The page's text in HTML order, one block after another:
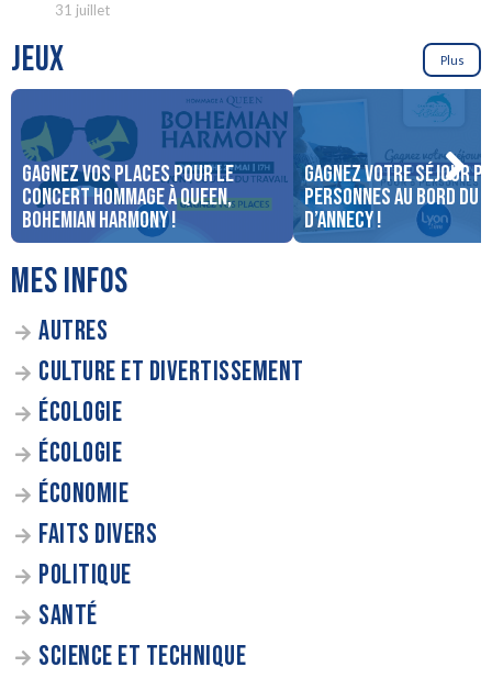
31 juillet
JEUX Plus
Gagnez vos places pour le
concert Hommage à Queen,
Bohemian Harmony !
Gagnez votre séjour
personnes au bord du
d’Annecy !
MES INFOS
AUTRES
CULTURE ET DIVERTISSEMENT
ÉCOLOGIE
ÉCOLOGIE
ÉCONOMIE
FAITS DIVERS
POLITIQUE
SANTÉ
SCIENCE ET TECHNIQUE